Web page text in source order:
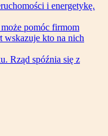
i energetykę.
pomóc firmom
wskazuje kto na nich
Rząd spóźnia się z